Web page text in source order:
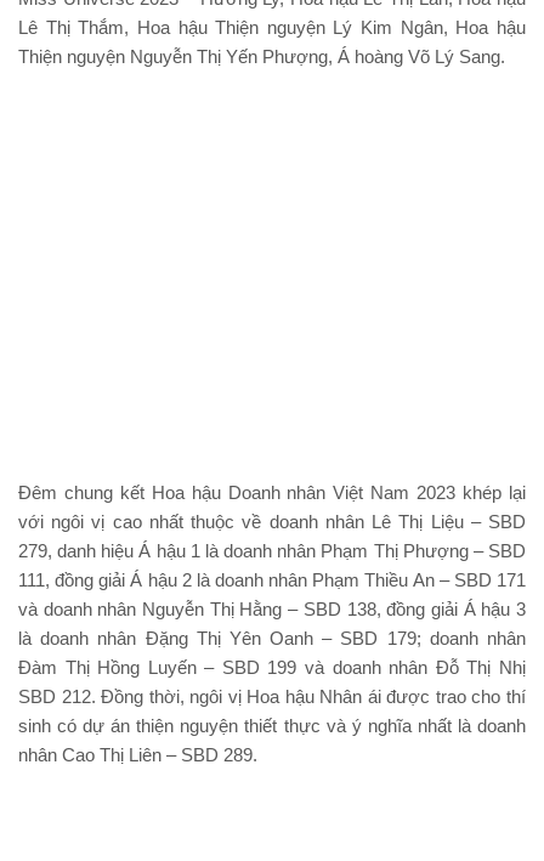
Lê Thị Thắm, Hoa hậu Thiện nguyện Lý Kim Ngân, Hoa hậu
Thiện nguyện Nguyễn Thị Yến Phượng, Á hoàng Võ Lý Sang.
Đêm chung kết Hoa hậu Doanh nhân Việt Nam 2023 khép lại
với ngôi vị cao nhất thuộc về doanh nhân Lê Thị Liệu – SBD
279, danh hiệu Á hậu 1 là doanh nhân Phạm Thị Phượng – SBD
111, đồng giải Á hậu 2 là doanh nhân Phạm Thiều An – SBD 171
và doanh nhân Nguyễn Thị Hằng – SBD 138, đồng giải Á hậu 3
là doanh nhân Đặng Thị Yên Oanh – SBD 179; doanh nhân
Đàm Thị Hồng Luyến – SBD 199 và doanh nhân Đỗ Thị Nhị
SBD 212. Đồng thời, ngôi vị Hoa hậu Nhân ái được trao cho thí
sinh có dự án thiện nguyện thiết thực và ý nghĩa nhất là doanh
nhân Cao Thị Liên – SBD 289.